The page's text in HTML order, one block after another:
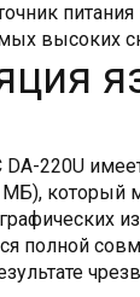
высоких
DA-220U
который
полной